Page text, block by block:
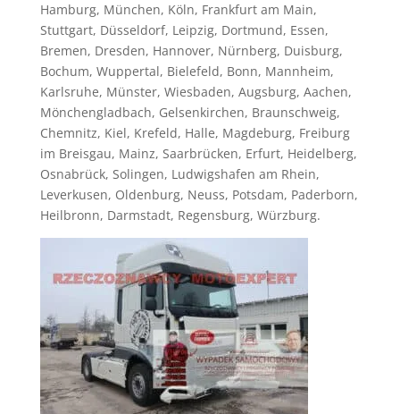
Hamburg, München, Köln, Frankfurt am Main,
Stuttgart, Düsseldorf, Leipzig, Dortmund, Essen,
Bremen, Dresden, Hannover, Nürnberg, Duisburg,
Bochum, Wuppertal, Bielefeld, Bonn, Mannheim,
Karlsruhe, Münster, Wiesbaden, Augsburg, Aachen,
Mönchengladbach, Gelsenkirchen, Braunschweig,
Chemnitz, Kiel, Krefeld, Halle, Magdeburg, Freiburg
im Breisgau, Mainz, Saarbrücken, Erfurt, Heidelberg,
Osnabrück, Solingen, Ludwigshafen am Rhein,
Leverkusen, Oldenburg, Neuss, Potsdam, Paderborn,
Heilbronn, Darmstadt, Regensburg, Würzburg.